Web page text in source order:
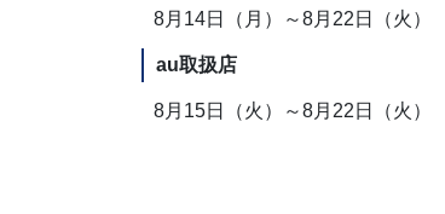
8月14日（月）～8月22日（火）
au取扱店
8月15日（火）～8月22日（火）